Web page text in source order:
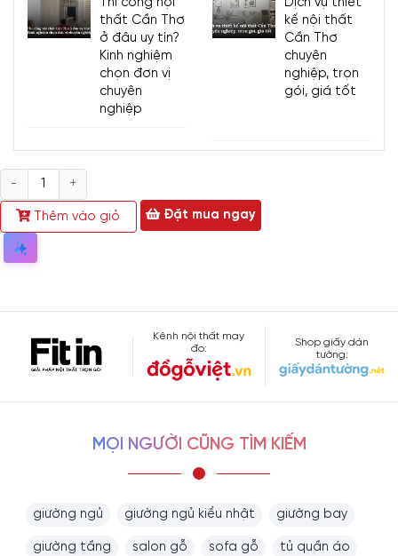
thất Cần Thơ
ở đâu uy tín?
Kinh nghiệm
chọn đơn vị
chuyên
nghiệp
kế nội thất
Cần Thơ
chuyên
nghiệp, trọn
gói, giá tốt
Số
lượng
Thêm vào giỏ
Đặt mua ngay
Kênh nội thất may
đo:
Shop giấy dán
tường:
MỌI NGƯỜI CŨNG TÌM KIẾM
giường ngủ giường ngủ kiểu nhật giường bay
giường tầng salon gỗ sofa gỗ tủ quần áo